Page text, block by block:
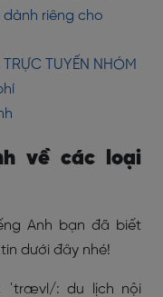
riêng cho
TUYẾN NHÓM
về các loại
Anh bạn đã biết
dưới đây nhé!
ˈtrævl/: du lịch nội